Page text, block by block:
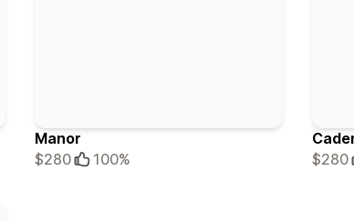
Manor
$280
100%
$280